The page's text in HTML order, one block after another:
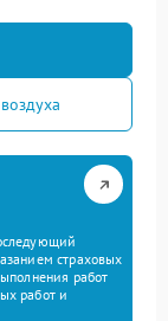
страховых
работ
работ и